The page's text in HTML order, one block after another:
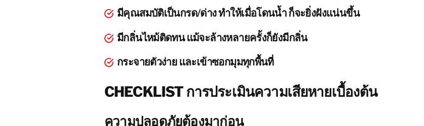
BELFOR DeHaDe
มีคุณสมบัติเป็นกรด/ด่าง ทำให้เมื่อโดนน้ำ ก็จะยิ่งฝังแน่นขึ้น
มีกลิ่นไหม้ติดทน แม้จะล้างหลายครั้งก็ยังมีกลิ่น
กระจายตัวง่าย และเข้าซอกมุมทุกพื้นที่
CHECKLIST การประเมินความเสียหายเบื้องต้น
ความปลอดภัยต้องมาก่อน